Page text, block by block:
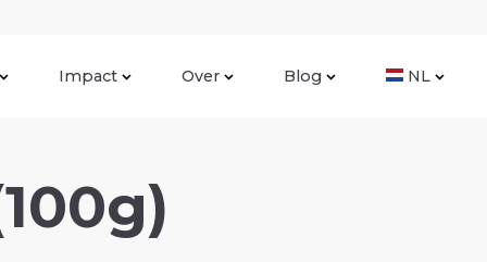
Impact Over Blog NL